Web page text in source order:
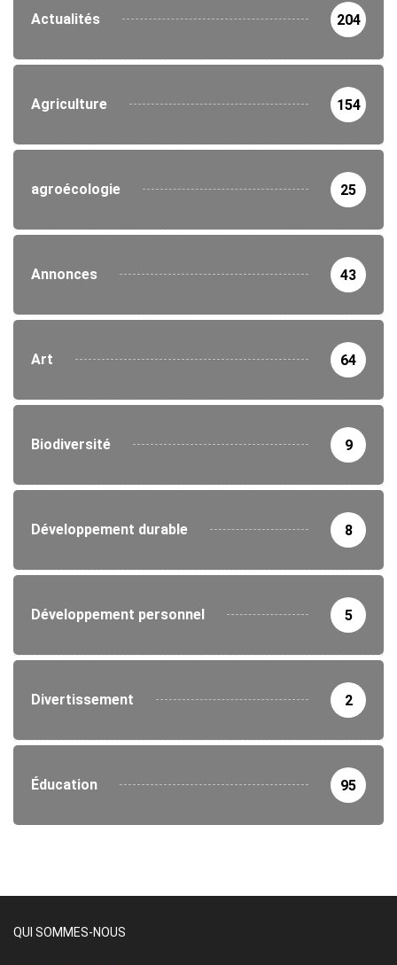
Actualités 204
Agriculture 154
agroécologie 25
Annonces 43
Art 64
Biodiversité 9
Développement durable 8
Développement personnel 5
Divertissement 2
Éducation 95
QUI SOMMES-NOUS